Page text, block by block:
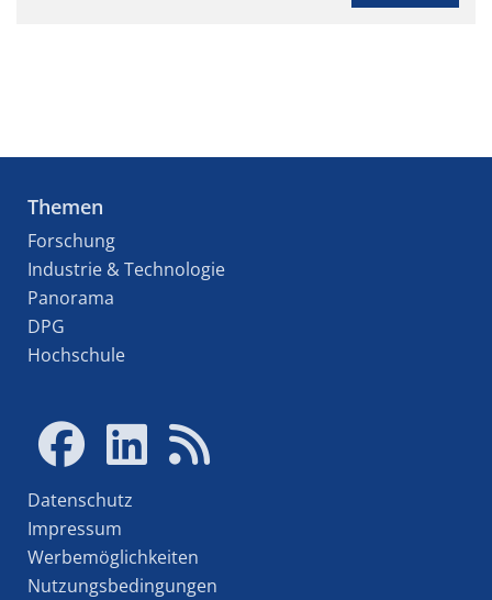
Themen
Forschung
Industrie & Technologie
Panorama
DPG
Hochschule
Datenschutz
Impressum
Werbemöglichkeiten
Nutzungsbedingungen